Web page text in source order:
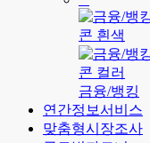
금융/뱅킹
연간정보서비스
맞춤형시장조사